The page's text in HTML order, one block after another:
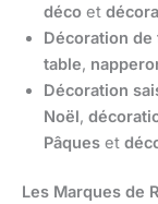
déco et
Décoration de
table,
Décoration
Noël,
Pâques et
Les Marques de